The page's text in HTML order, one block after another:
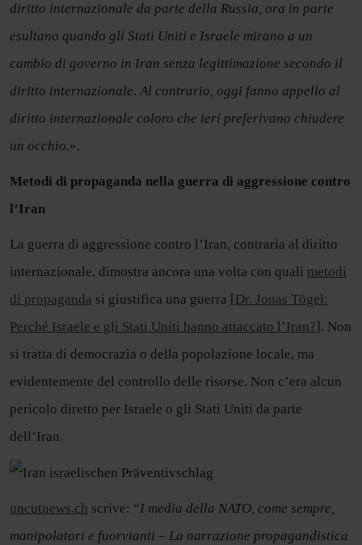
diritto internazionale da parte della Russia, ora in parte
esultano quando gli Stati Uniti e Israele mirano a un
cambio di governo in Iran senza legittimazione secondo il
diritto internazionale. Al contrario, oggi fanno appello al
diritto internazionale coloro che ieri preferivano chiudere
un occhio.».
Metodi di propaganda nella guerra di aggressione contro
l’Iran
La guerra di aggressione contro l’Iran, contraria al diritto
internazionale, dimostra ancora una volta con quali metodi
di propaganda si giustifica una guerra [Dr. Jonas Tögel:
Perché Israele e gli Stati Uniti hanno attaccato l’Iran?]. Non
si tratta di democrazia o della popolazione locale, ma
evidentemente del controllo delle risorse. Non c’era alcun
pericolo diretto per Israele o gli Stati Uniti da parte
dell’Iran.
uncutnews.ch scrive: “I media della NATO, come sempre,
manipolatori e fuorvianti – La narrazione propagandistica